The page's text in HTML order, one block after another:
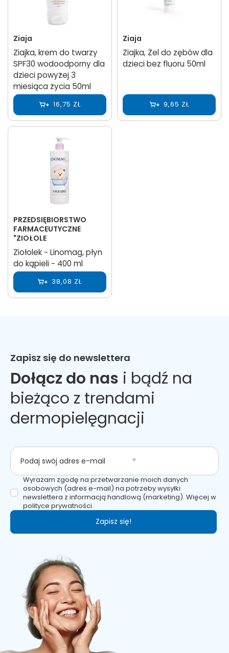
Ziaja
Ziajka, krem do twarzy
SPF30 wodoodporny dla
dzieci powyżej 3
miesiąca życia 50ml
16,75 ZŁ
Ziaja
Ziajka, Żel do zębów dla
dzieci bez fluoru 50ml
9,65 ZŁ
PRZEDSIĘBIORSTWO
FARMACEUTYCZNE
"ZIOŁOLE
Ziołolek − Linomag, płyn
do kąpieli − 400 ml
38,08 ZŁ
Zapisz się do newslettera
Dołącz do nas i bądź na
bieżąco z trendami
dermopielęgnacji
Podaj swój adres e-mail
Wyrażam zgodę na przetwarzanie moich danych
osobowych (adres e-mail) na potrzeby wysyłki
newslettera z informacją handlową (marketing). Więcej w
polityce prywatności.
Zapisz się!